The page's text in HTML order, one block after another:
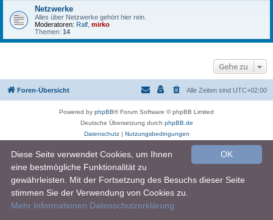
Netzwerke
Alles über Netzwerke gehört hier rein.
Moderatoren: Ralf mirko
Themen: 14
Gehe zu
Foren-Übersicht Alle Zeiten sind UTC+02:00
Powered by phpBB® Forum Software © phpBB Limited
Deutsche Übersetzung durch phpBB.de
Datenschutz| Nutzungsbedingungen
OK
Diese Seite verwendet Cookies, um Ihnen
eine bestmögliche Funktionalität zu
gewährleisten. Mit der Fortsetzung des Besuchs dieser Seite
stimmen Sie der Verwendung von Cookies zu.
Mehr Informationen Datenschutzerklärung